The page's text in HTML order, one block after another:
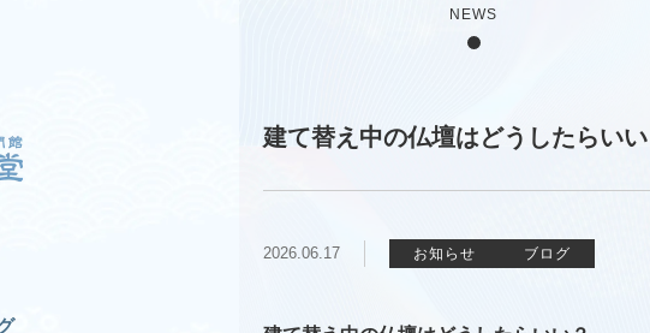
建て替え中の仏壇はどうしたらいい
NEWS
2026.06.17 お知らせ ブログ